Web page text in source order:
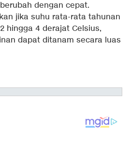
dengan cepat.
jika suhu rata-rata tahunan
hingga 4 derajat Celsius,
dapat ditanam secara luas